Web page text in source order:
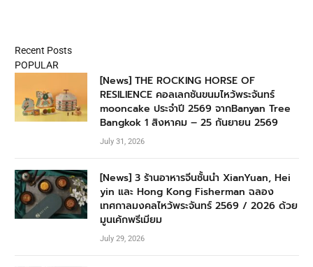
Recent Posts
POPULAR
[News] THE ROCKING HORSE OF
RESILIENCE คอลเลกชันขนมไหว้พระจันทร์
mooncake ประจำปี 2569 จากBanyan Tree
Bangkok 1 สิงหาคม – 25 กันยายน 2569
July 31, 2026
[News] 3 ร้านอาหารจีนชั้นนำ XianYuan, Hei
yin และ Hong Kong Fisherman ฉลอง
เทศกาลมงคลไหว้พระจันทร์ 2569 / 2026 ด้วย
มูนเค้กพรีเมียม
July 29, 2026